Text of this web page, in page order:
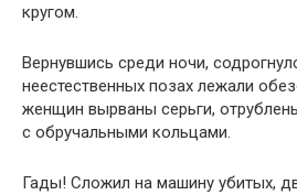
кругом.
Вернувшись среди ночи,
неестественных позах лежали
женщин вырваны серьги,
с обручальными кольцами.
Гады! Сложил на машину убитых,